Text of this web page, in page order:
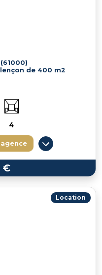
de 400 m2
4
€
Location